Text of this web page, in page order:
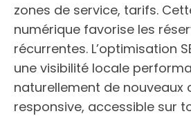
zones de service, tarifs.
numérique favorise les
récurrentes. L’optimisation
une visibilité locale
naturellement de nouveaux
responsive, accessible sur